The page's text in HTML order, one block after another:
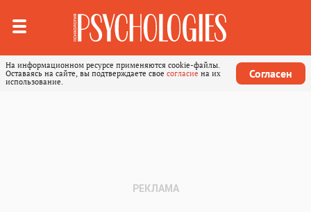
На информационном ресурсе применяются cookie-файлы.
Оставаясь на сайте, вы подтверждаете свое согласие на их
использование.
Согласен